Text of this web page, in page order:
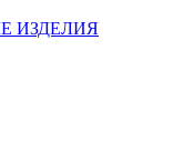
ИЗДЕЛИЯ